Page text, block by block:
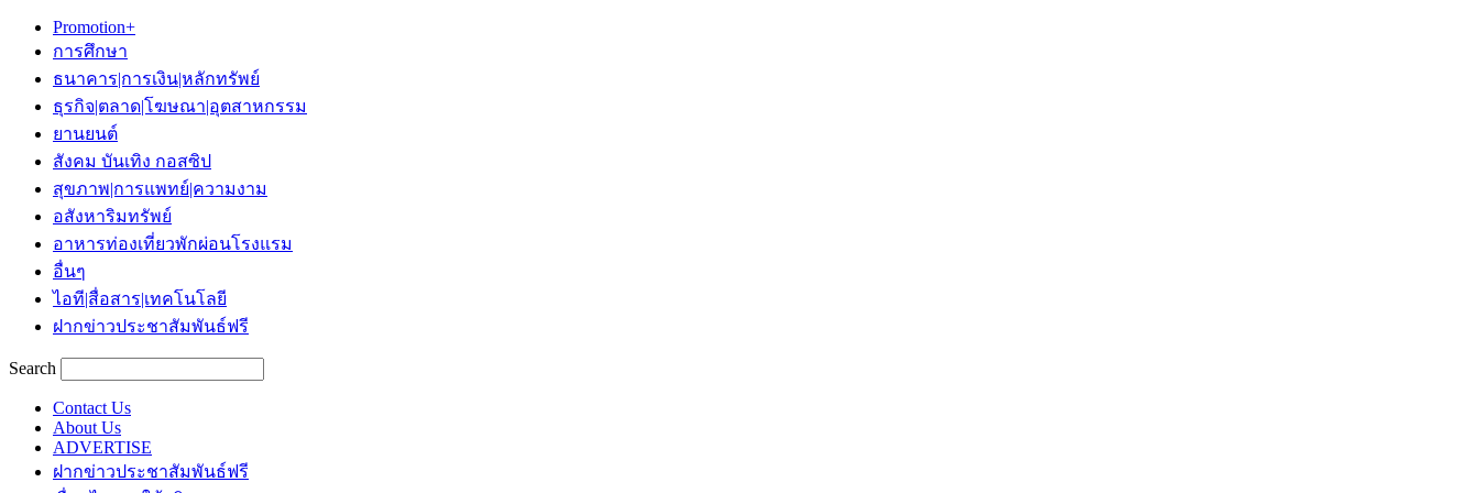
Promotion+
การศึกษา
ธนาคาร|การเงิน|หลักทรัพย์
ธุรกิจ|ตลาด|โฆษณา|อุตสาหกรรม
ยานยนต์
สังคม บันเทิง กอสซิป
สุขภาพ|การแพทย์|ความงาม
อสังหาริมทรัพย์
อาหารท่องเที่ยวพักผ่อนโรงแรม
อื่นๆ
ไอที|สื่อสาร|เทคโนโลยี
ฝากข่าวประชาสัมพันธ์ฟรี
Search
Contact Us
About Us
ADVERTISE
ฝากข่าวประชาสัมพันธ์ฟรี